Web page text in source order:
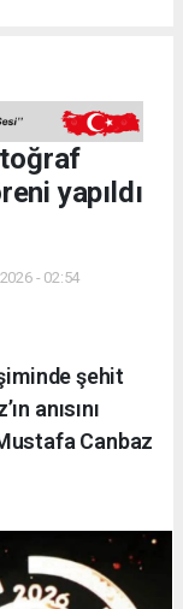
yapıldı
- 02:54
şehit
anısını
Canbaz